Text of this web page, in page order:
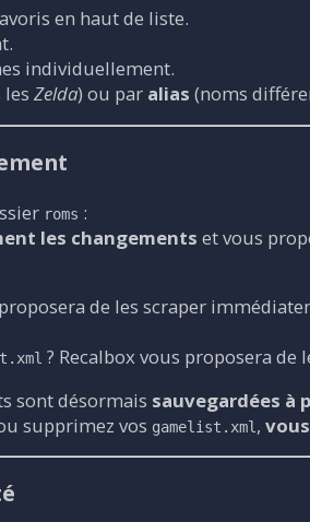
en haut de liste.
individuellement.
les Zelda) ou par alias (noms
roms :
les changements et vous
de les scraper
? Recalbox vous proposera
sont désormais sauvegardées à
supprimez vos gamelist.xml ,